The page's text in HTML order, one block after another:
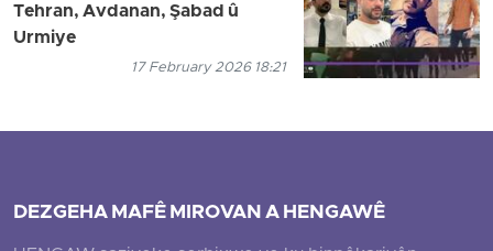
Tehran, Avdanan, Şabad û
Urmiye
17 February 2026 18:21
DEZGEHA MAFÊ MIROVAN A HENGAWÊ